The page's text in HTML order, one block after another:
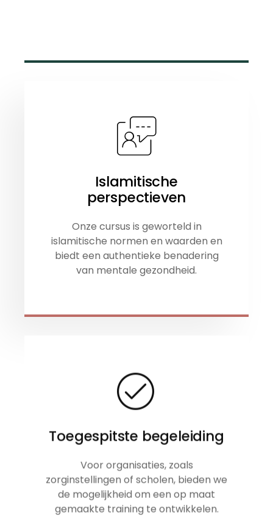
Islamitische
perspectieven
Onze cursus is geworteld in
islamitische normen en waarden en
biedt een authentieke benadering
van mentale gezondheid.
Toegespitste begeleiding
Voor organisaties, zoals
zorginstellingen of scholen, bieden we
de mogelijkheid om een op maat
gemaakte training te ontwikkelen.